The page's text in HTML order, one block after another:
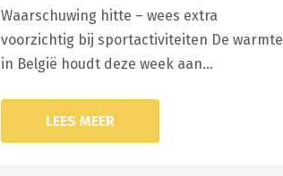
Waarschuwing hitte – wees extra
voorzichtig bij sportactiviteiten De warmte
in België houdt deze week aan…
LEES MEER